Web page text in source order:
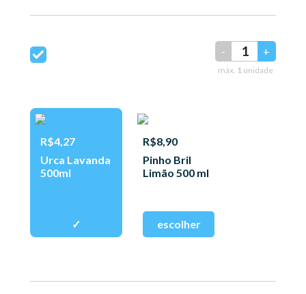
- +
máx. 1 unidade
R$4,27
Urca Lavanda
500ml
R$8,90
Pinho Bril
Limão 500 ml